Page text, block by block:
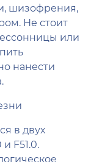
шизофрения,
Не стоит
или
нанести
в двух
F51.0.